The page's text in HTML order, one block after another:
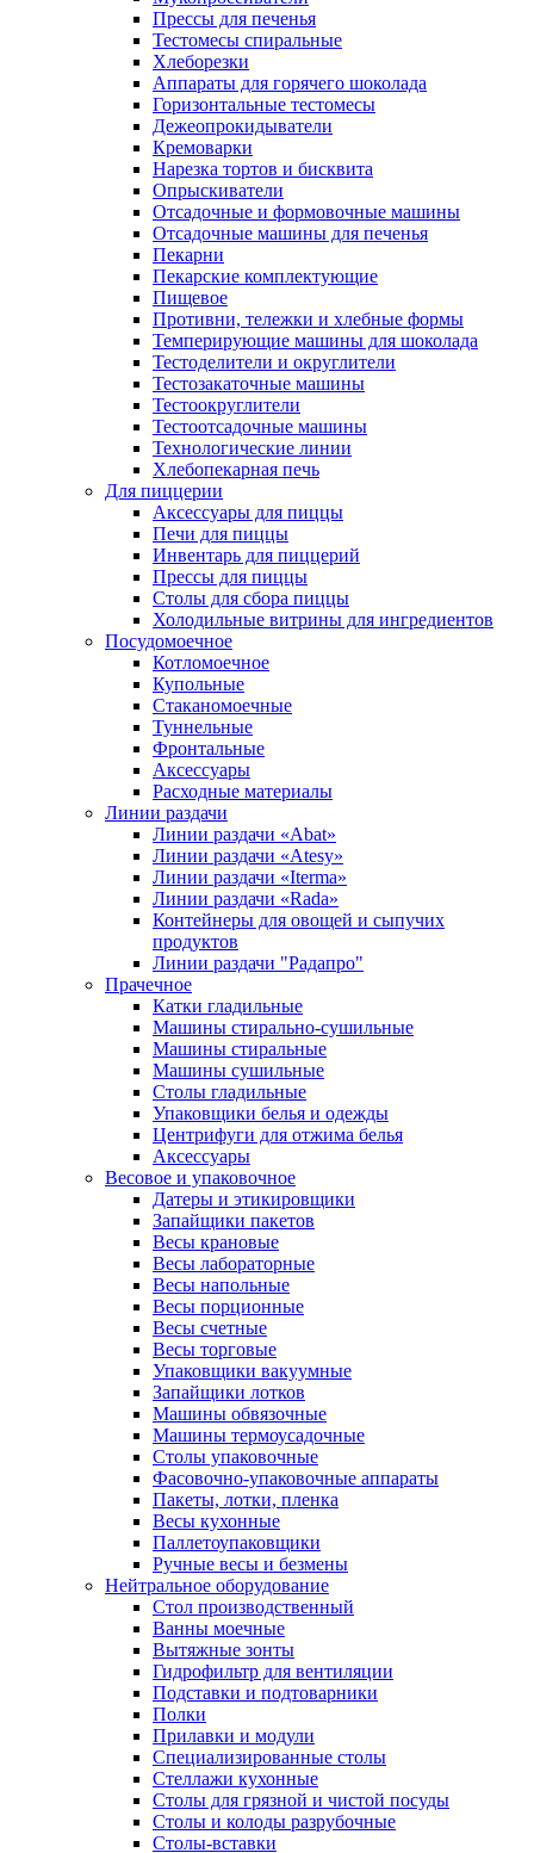
Прессы для печенья
Тестомесы спиральные
Хлеборезки
Аппараты для горячего шоколада
Горизонтальные тестомесы
Дежеопрокидыватели
Кремоварки
Нарезка тортов и бисквита
Опрыскиватели
Отсадочные и формовочные машины
Отсадочные машины для печенья
Пекарни
Пекарские комплектующие
Пищевое
Противни, тележки и хлебные формы
Темперирующие машины для шоколада
Тестоделители и округлители
Тестозакаточные машины
Тестоокруглители
Тестоотсадочные машины
Технологические линии
Хлебопекарная печь
Для пиццерии
Аксессуары для пиццы
Печи для пиццы
Инвентарь для пиццерий
Прессы для пиццы
Столы для сбора пиццы
Холодильные витрины для ингредиентов
Посудомоечное
Котломоечное
Купольные
Стаканомоечные
Туннельные
Фронтальные
Аксессуары
Расходные материалы
Линии раздачи
Линии раздачи «Abat»
Линии раздачи «Atesy»
Линии раздачи «Iterma»
Линии раздачи «Rada»
Контейнеры для овощей и сыпучих
продуктов
Линии раздачи "Радапро"
Прачечное
Катки гладильные
Машины стирально-сушильные
Машины стиральные
Машины сушильные
Столы гладильные
Упаковщики белья и одежды
Центрифуги для отжима белья
Аксессуары
Весовое и упаковочное
Датеры и этикировщики
Запайщики пакетов
Весы крановые
Весы лабораторные
Весы напольные
Весы порционные
Весы счетные
Весы торговые
Упаковщики вакуумные
Запайщики лотков
Машины обвязочные
Машины термоусадочные
Столы упаковочные
Фасовочно-упаковочные аппараты
Пакеты, лотки, пленка
Весы кухонные
Паллетоупаковщики
Ручные весы и безмены
Нейтральное оборудование
Cтол производственный
Ванны моечные
Вытяжные зонты
Гидрофильтр для вентиляции
Подставки и подтоварники
Полки
Прилавки и модули
Специализированные столы
Стеллажи кухонные
Столы для грязной и чистой посуды
Столы и колоды разрубочные
Столы-вставки